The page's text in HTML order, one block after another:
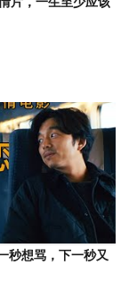
秒想骂，下一秒又